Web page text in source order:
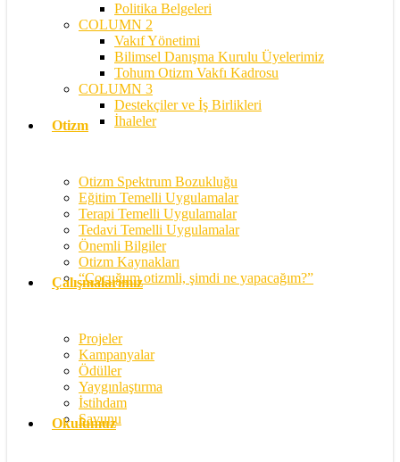
Politika Belgeleri
COLUMN 2
Vakıf Yönetimi
Bilimsel Danışma Kurulu Üyelerimiz
Tohum Otizm Vakfı Kadrosu
COLUMN 3
Destekçiler ve İş Birlikleri
İhaleler
Otizm
Otizm Spektrum Bozukluğu
Eğitim Temelli Uygulamalar
Terapi Temelli Uygulamalar
Tedavi Temelli Uygulamalar
Önemli Bilgiler
Otizm Kaynakları
“Çocuğum otizmli, şimdi ne yapacağım?”
Çalışmalarımız
Projeler
Kampanyalar
Ödüller
Yaygınlaştırma
İstihdam
Savunu
Okulumuz